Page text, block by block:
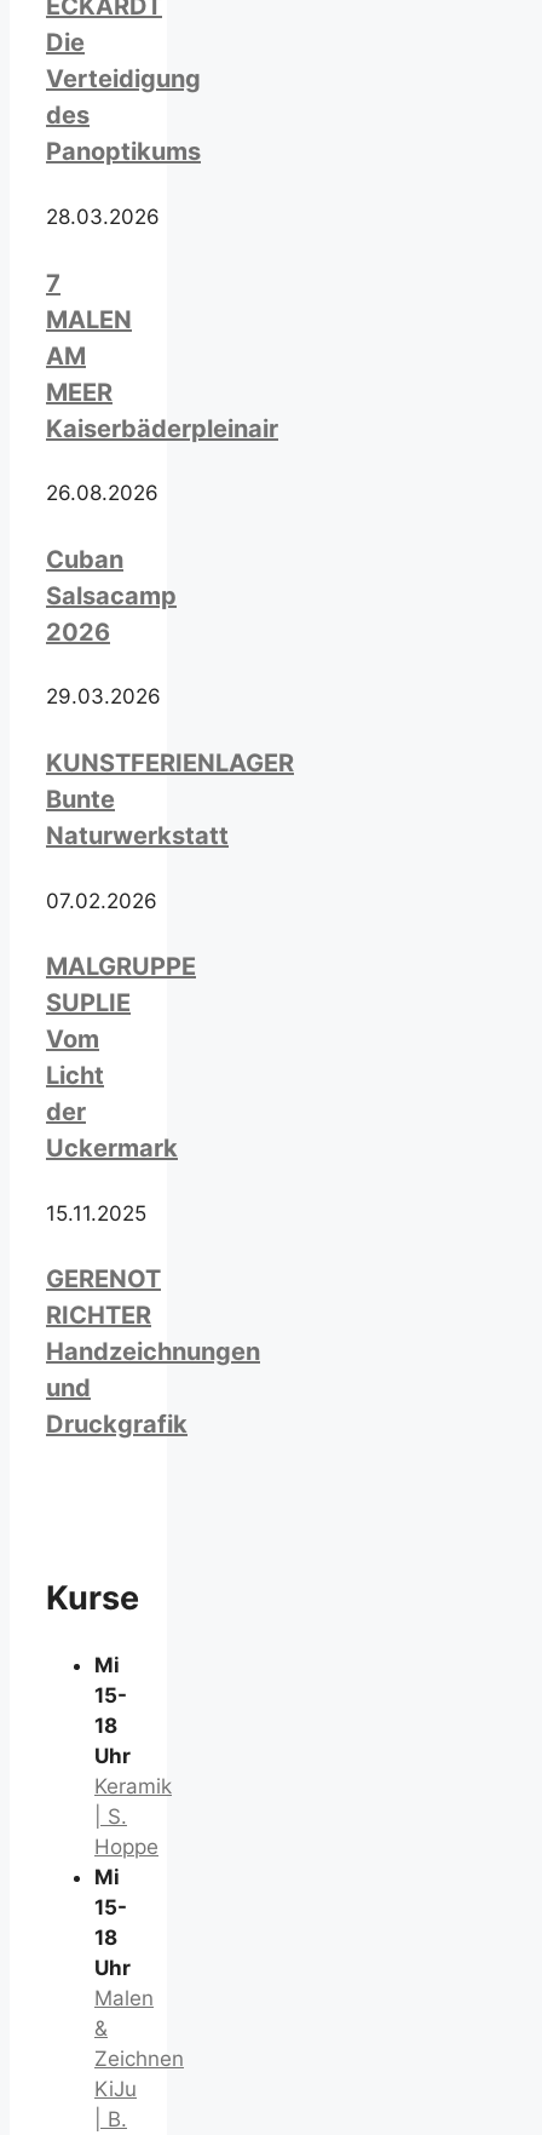
ECKARDT
Die
Verteidigung
des
Panoptikums
28.03.2026
7
MALEN
AM
MEER
Kaiserbäderpleinair
26.08.2026
Cuban
Salsacamp
2026
29.03.2026
KUNSTFERIENLAGER
Bunte
Naturwerkstatt
07.02.2026
MALGRUPPE
SUPLIE
Vom
Licht
der
Uckermark
15.11.2025
GERENOT
RICHTER
Handzeichnungen
und
Druckgrafik
Kurse
Mi
15-
18
Uhr
Keramik
| S.
Hoppe
Mi
15-
18
Uhr
Malen
&
Zeichnen
KiJu
| B.